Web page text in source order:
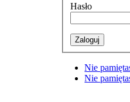
Hasło
Nie
Nie